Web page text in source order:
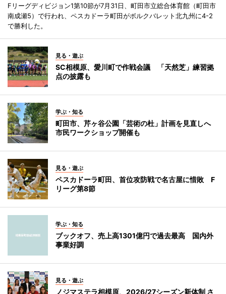
Fリーグディビジョン1第10節が7月31日、町田市立総合体育館（町田市
南成瀬5）で行われ、ペスカドーラ町田がボルクバレット北九州に4-2
で勝利した。
見る・遊ぶ
SC相模原、愛川町で作戦会議 「天然芝」練習拠
点の披露も
学ぶ・知る
町田市、芹ヶ谷公園「芸術の杜」計画を見直しへ
市民ワークショップ開催も
見る・遊ぶ
ペスカドーラ町田、首位攻防戦で名古屋に惜敗 F
リーグ第8節
学ぶ・知る
ブックオフ、売上高1301億円で過去最高 国内外
事業好調
見る・遊ぶ
ノジマステラ相模原、2026/27シーズン新体制 さ